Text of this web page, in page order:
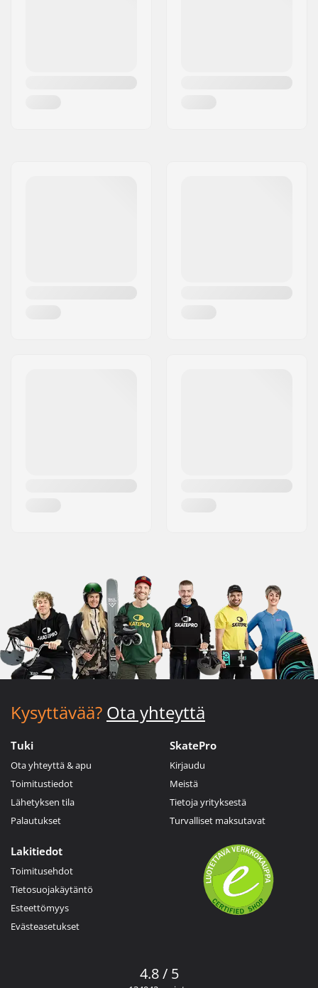
Kysyttävää? Ota yhteyttä
Tuki
Ota yhteyttä & apu
Toimitustiedot
Lähetyksen tila
Palautukset
SkatePro
Kirjaudu
Meistä
Tietoja yrityksestä
Turvalliset maksutavat
Lakitiedot
Toimitusehdot
Tietosuojakäytäntö
Esteettömyys
Evästeasetukset
4.8 / 5